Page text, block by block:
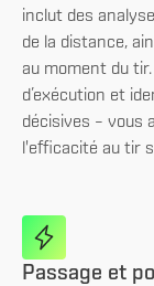
inclut des
de la distance,
au moment du
d’exécution et
décisives – vous
l'efficacité au tir
Passage et